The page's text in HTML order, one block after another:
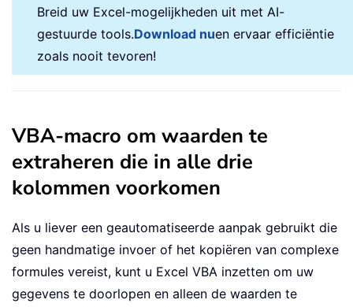
Breid uw Excel-mogelijkheden uit met AI-
gestuurde tools.Download nuen ervaar efficiëntie
zoals nooit tevoren!
VBA-macro om waarden te
extraheren die in alle drie
kolommen voorkomen
Als u liever een geautomatiseerde aanpak gebruikt die
geen handmatige invoer of het kopiëren van complexe
formules vereist, kunt u Excel VBA inzetten om uw
gegevens te doorlopen en alleen de waarden te